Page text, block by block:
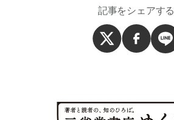
記事をシェアする